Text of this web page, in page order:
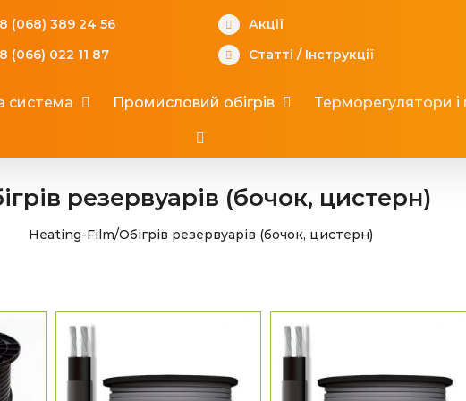
(068) 389 24 56
(066) 022 11 87
Акції
Статті / Інструкції
система Промисловий обігрів Терморегулятори і
резервуарів (бочок, цистерн)
Heating-Film/Обігрів резервуарів (бочок, цистерн)